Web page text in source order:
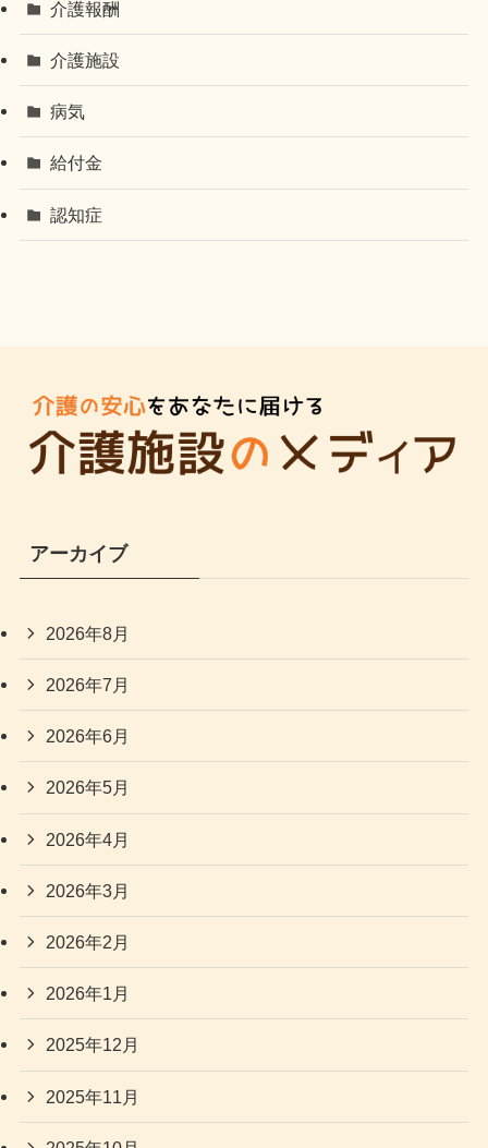
介護報酬
介護施設
病気
給付金
認知症
アーカイブ
2026年8月
2026年7月
2026年6月
2026年5月
2026年4月
2026年3月
2026年2月
2026年1月
2025年12月
2025年11月